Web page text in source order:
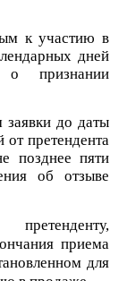
к участию в
дней
признании
заявки до даты
от претендента
позднее пяти
об отзыве
приема
для